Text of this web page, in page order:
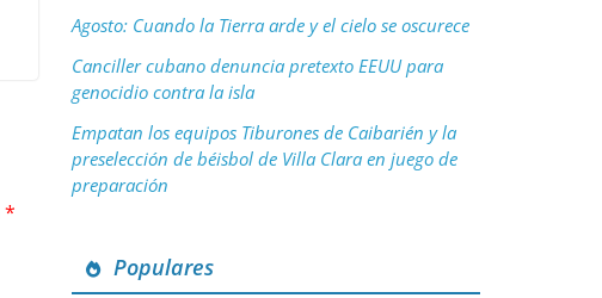
*
Agosto: Cuando la Tierra arde y el cielo se oscurece
Canciller cubano denuncia pretexto EEUU para
genocidio contra la isla
Empatan los equipos Tiburones de Caibarién y la
preselección de béisbol de Villa Clara en juego de
preparación
Populares